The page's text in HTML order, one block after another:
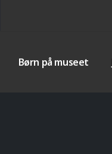
Børn på museet